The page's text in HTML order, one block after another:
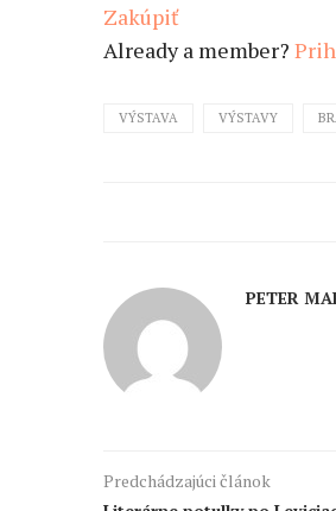
Zakúpiť
Already a member?
VÝSTAVA VÝSTAVY
PETER
Predchádzajúci článok